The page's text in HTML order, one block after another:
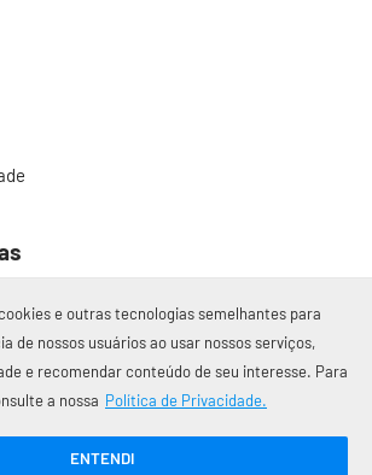
© 2017 – 2026 Gremistas.net
— Porto Alegre/RS
e outras tecnologias semelhantes para
de nossos usuários ao usar nossos serviços,
e recomendar conteúdo de seu interesse. Para
a nossa Política de Privacidade.
ENTENDI